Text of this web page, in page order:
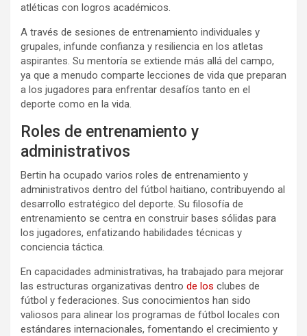
atléticas con logros académicos.
A través de sesiones de entrenamiento individuales y
grupales, infunde confianza y resiliencia en los atletas
aspirantes. Su mentoría se extiende más allá del campo,
ya que a menudo comparte lecciones de vida que preparan
a los jugadores para enfrentar desafíos tanto en el
deporte como en la vida.
Roles de entrenamiento y
administrativos
Bertin ha ocupado varios roles de entrenamiento y
administrativos dentro del fútbol haitiano, contribuyendo al
desarrollo estratégico del deporte. Su filosofía de
entrenamiento se centra en construir bases sólidas para
los jugadores, enfatizando habilidades técnicas y
conciencia táctica.
En capacidades administrativas, ha trabajado para mejorar
las estructuras organizativas dentro de los clubes de
fútbol y federaciones. Sus conocimientos han sido
valiosos para alinear los programas de fútbol locales con
estándares internacionales, fomentando el crecimiento y